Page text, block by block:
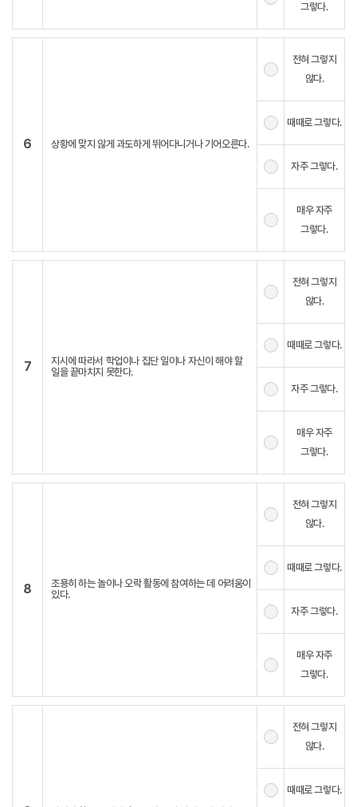
그렇다.
6 상황에 맞지 않게 과도하게 뛰어다니거나 기어오른다.
전혀 그렇지
않다.
때때로 그렇다.
자주 그렇다.
매우 자주
그렇다.
7
지시에 따라서 학업이나 집단 일이나 자신이 해야 할
일을 끝마치지 못한다.
전혀 그렇지
않다.
때때로 그렇다.
자주 그렇다.
매우 자주
그렇다.
8
조용히 하는 놀이나 오락 활동에 참여하는 데 어려움이
있다.
전혀 그렇지
않다.
때때로 그렇다.
자주 그렇다.
매우 자주
그렇다.
전혀 그렇지
않다.
때때로 그렇다.